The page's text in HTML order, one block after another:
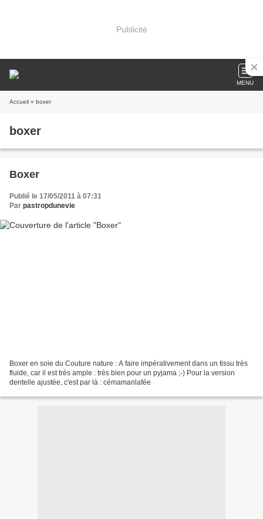
Publicité
MENU
Accueil » boxer
boxer
Boxer
Publié le 17/05/2011 à 07:31
Par pastropdunevie
Boxer en soie du Couture nature : A faire impérativement dans un tissu très
fluide, car il est très ample : très bien pour un pyjama ;-) Pour la version
dentelle ajustée, c'est par là : cémamanlafée